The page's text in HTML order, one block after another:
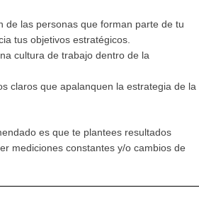
de las personas que forman parte de tu
tus objetivos estratégicos.
cultura de trabajo dentro de la
claros que apalanquen la estrategia de la
es que te plantees resultados
mediciones constantes y/o cambios de